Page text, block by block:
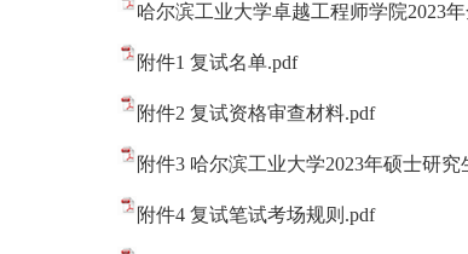
哈尔滨工业大学卓越工程师学院2023
附件1 复试名单.pdf
附件2 复试资格审查材料.pdf
附件3 哈尔滨工业大学2023年硕士研
附件4 复试笔试考场规则.pdf